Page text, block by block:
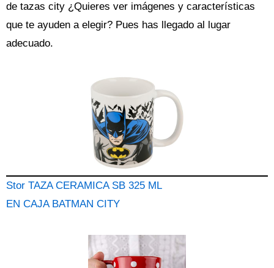
de tazas city ¿Quieres ver imágenes y características
que te ayuden a elegir? Pues has llegado al lugar
adecuado.
Stor TAZA CERAMICA SB 325 ML
EN CAJA BATMAN CITY